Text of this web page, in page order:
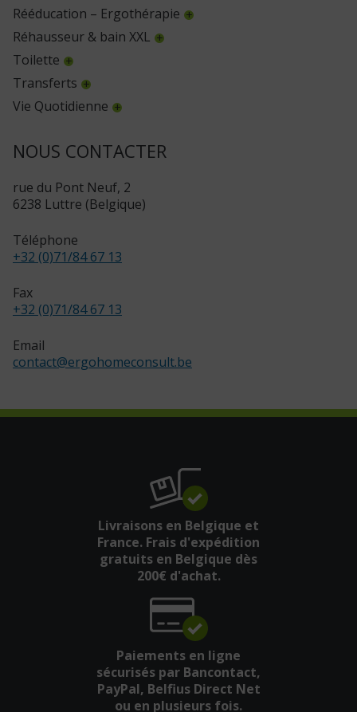
Rééducation – Ergothérapie
Réhausseur & bain XXL
Toilette
Transferts
Vie Quotidienne
NOUS CONTACTER
rue du Pont Neuf, 2
6238 Luttre (Belgique)
Téléphone
+32 (0)71/84 67 13
Fax
+32 (0)71/84 67 13
Email
contact@ergohomeconsult.be
Livraisons en Belgique et
France. Frais d'expédition
gratuits en Belgique dès
200€ d'achat.
Paiements en ligne
sécurisés par Bancontact,
PayPal, Belfius Direct Net
ou en plusieurs fois.